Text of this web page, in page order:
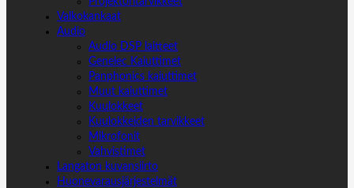
Valkokankaat
Audio
Audio DSP laitteet
Genelec Kaiuttimet
Panphonics kaiuttimet
Muut kaiuttimet
Kuulokkeet
Kuulokkeiden tarvikkeet
Mikrofonit
Vahvistimet
Langaton kuvansiirto
Huonevarausjärjestelmät